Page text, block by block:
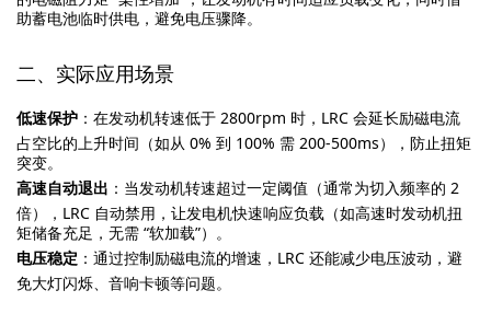
助蓄电池临时供电，避免电压骤降。
二、实际应用场景
低速保护 ：在发动机转速低于 2800rpm 时，LRC 会延长励磁电流
占空比的上升时间（如从 0% 到 100% 需 200-500ms），防止扭矩
突变。
高速自动退出 ：当发动机转速超过一定阈值（通常为切入频率的 2
倍），LRC 自动禁用，让发电机快速响应负载（如高速时发动机扭
矩储备充足，无需 “软加载”）。
电压稳定 ：通过控制励磁电流的增速，LRC 还能减少电压波动，避
免大灯闪烁、音响卡顿等问题。